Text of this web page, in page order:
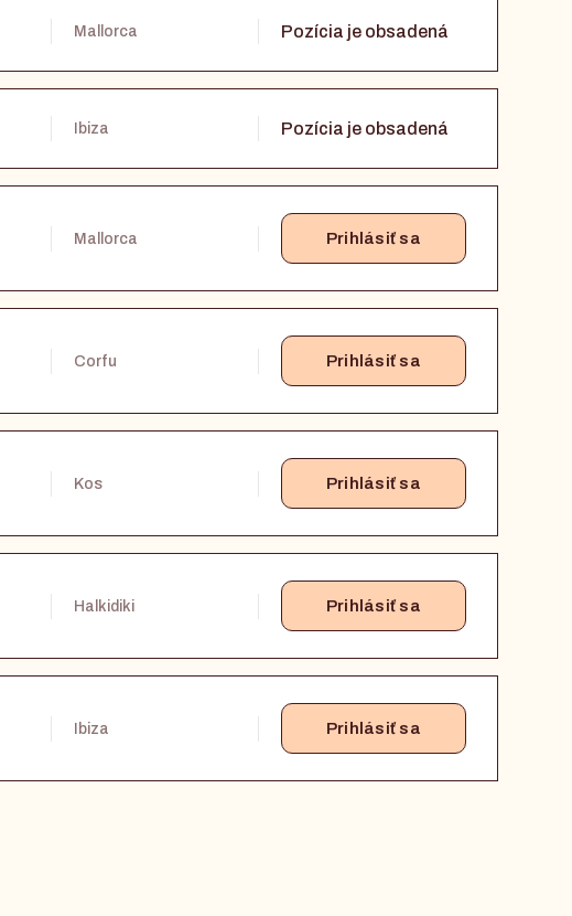
Mallorca Pozícia je obsadená
Ibiza Pozícia je obsadená
Mallorca Prihlásiť sa
Corfu Prihlásiť sa
Kos Prihlásiť sa
Halkidiki Prihlásiť sa
Ibiza Prihlásiť sa